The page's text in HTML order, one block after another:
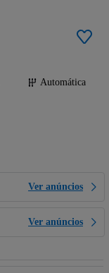
Automática
Ver anúncios
Ver anúncios